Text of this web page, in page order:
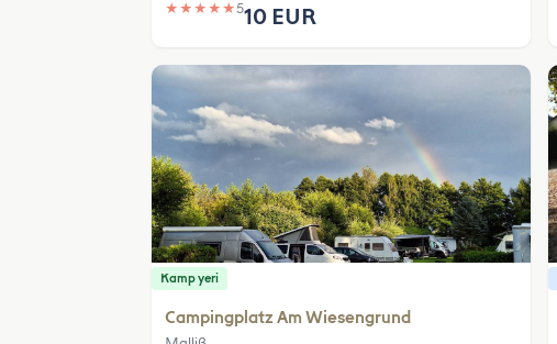
★ ★ ★ ★ ★510 EUR
Kamp yeri
Campingplatz Am Wiesengrund